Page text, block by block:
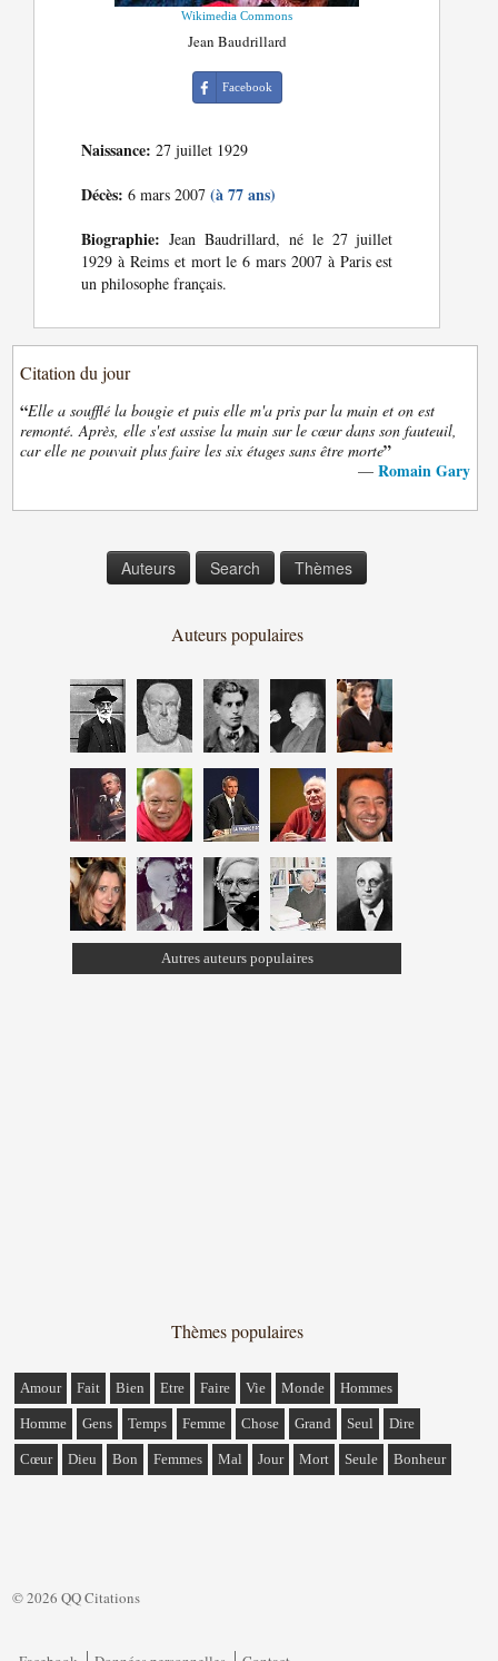
Wikimedia Commons
Jean Baudrillard
Facebook
Naissance: 27 juillet 1929
Décès: 6 mars 2007(à 77 ans)
Biographie: Jean Baudrillard, né le 27 juillet
1929 à Reims et mort le 6 mars 2007 à Paris est
un philosophe français.
Citation du jour
“Elle a soufflé la bougie et puis elle m'a pris par la main et on est
remonté. Après, elle s'est assise la main sur le cœur dans son fauteuil,
car elle ne pouvait plus faire les six étages sans être morte”
— Romain Gary
Auteurs Search Thèmes
Auteurs populaires
Autres auteurs populaires
Thèmes populaires
Amour Fait Bien Etre Faire Vie Monde Hommes
Homme Gens Temps Femme Chose Grand Seul Dire
Cœur Dieu Bon Femmes Mal Jour Mort Seule Bonheur
© 2026 QQ Citations